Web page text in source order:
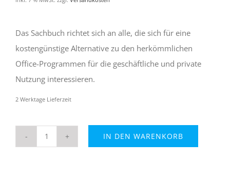
Das Sachbuch richtet sich an alle, die sich für eine
kostengünstige Alternative zu den herkömmlichen
Office-Programmen für die geschäftliche und private
Nutzung interessieren.
2 Werktage Lieferzeit
IN DEN WARENKORB